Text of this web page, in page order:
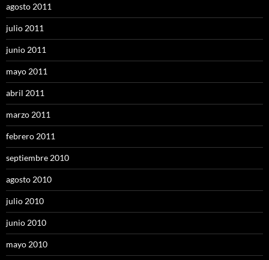
agosto 2011
julio 2011
junio 2011
mayo 2011
abril 2011
marzo 2011
febrero 2011
septiembre 2010
agosto 2010
julio 2010
junio 2010
mayo 2010